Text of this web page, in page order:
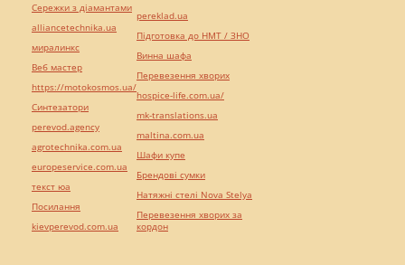
Сережки з діамантами
alliancetechnika.ua
миралинкс
Веб мастер
https://motokosmos.ua/
Синтезатори
perevod.agency
agrotechnika.com.ua
europeservice.com.ua
текст юа
Посилання
kievperevod.com.ua
pereklad.ua
Підготовка до НМТ / ЗНО
Винна шафа
Перевезення хворих
hospice-life.com.ua/
mk-translations.ua
maltina.com.ua
Шафи купе
Брендові сумки
Натяжні стелі Nova Stelya
Перевезення хворих за
кордон